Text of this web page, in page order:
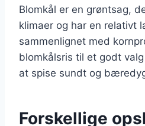
Blomkål er en grøntsag,
klimaer og har en relativt
sammenlignet med
blomkålsris til et godt
at spise sundt og
Forskellige